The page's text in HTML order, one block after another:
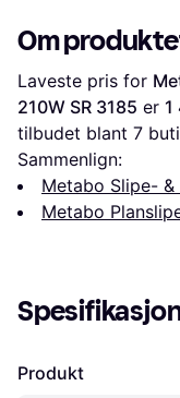
Om
Laveste pris for
210W SR 3185 er 1
tilbudet blant 7
Sammenlign:
Metabo Slipe-
Metabo
Produkt